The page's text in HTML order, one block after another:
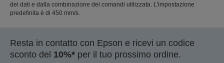
dei dati e dalla combinazione dei comandi utilizzata. L'impostazione
predefinita è di 450 mm/s.
Resta in contatto con Epson e ricevi un codice
sconto del 10%* per il tuo prossimo ordine.